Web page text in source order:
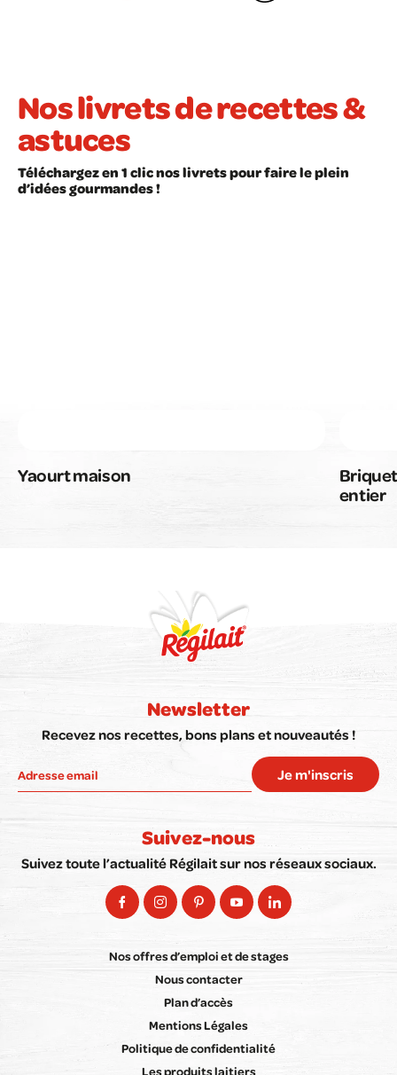
Nos livrets de recettes &
astuces
Téléchargez en 1 clic nos livrets pour faire le plein
d’idées gourmandes !
Yaourt maison
entier
Newsletter
Recevez nos recettes, bons plans et nouveautés !
Je m'inscris
Suivez-nous
Suivez toute l’actualité Régilait sur nos réseaux sociaux.
Nos offres d’emploi et de stages
Nous contacter
Plan d’accès
Mentions Légales
Politique de confidentialité
Les produits laitiers